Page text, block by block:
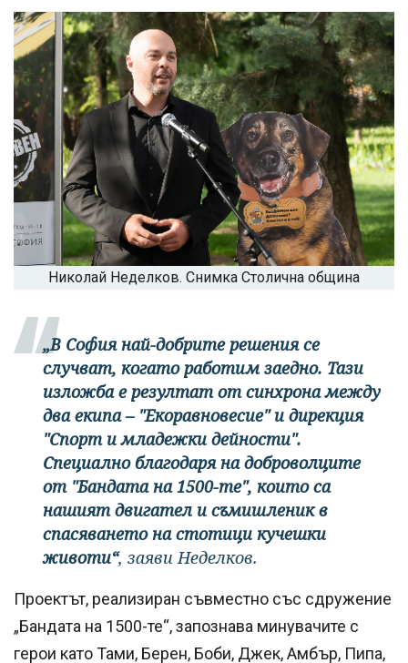
Николай Неделков. Снимка Столична община
„В София най-добрите решения се
случват, когато работим заедно. Тази
изложба е резултат от синхрона между
два екипа – "Екоравновесие" и дирекция
"Спорт и младежки дейности".
Специално благодаря на доброволците
от "Бандата на 1500-те", които са
нашият двигател и съмишленик в
спасяването на стотици кучешки
животи“, заяви Неделков.
Проектът, реализиран съвместно със сдружение
„Бандата на 1500-те“, запознава минувачите с
герои като Тами, Берен, Боби, Джек, Амбър, Пипа,